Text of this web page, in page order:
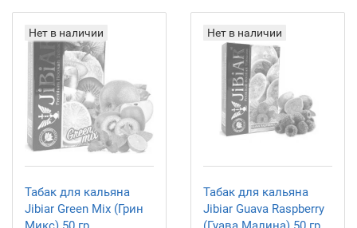
Нет в наличии
Табак для кальяна
Jibiar Green Mix (Грин
Нет в наличии
Табак для кальяна
Jibiar Guava Raspberry